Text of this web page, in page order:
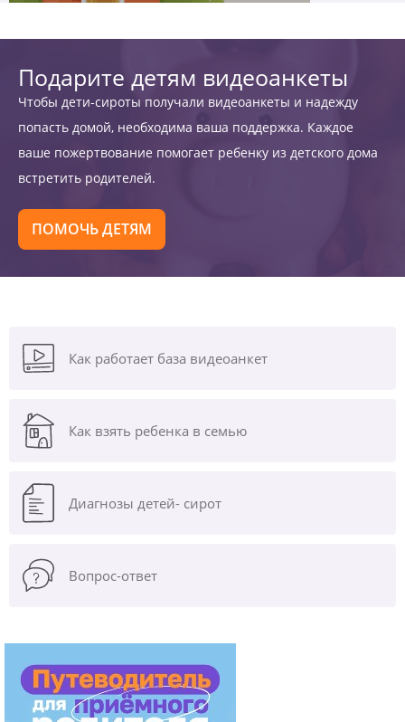
Подарите детям видеоанкеты
Чтобы дети-сироты получали видеоанкеты и надежду
попасть домой, необходима ваша поддержка. Каждое
ваше пожертвование помогает ребенку из детского дома
встретить родителей.
ПОМОЧЬ ДЕТЯМ
Как работает база видеоанкет
Как взять ребенка в семью
Диагнозы детей- сирот
Вопрос-ответ